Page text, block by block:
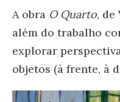
A obra O Quarto, de
além do trabalho
explorar
objetos (à frente, à